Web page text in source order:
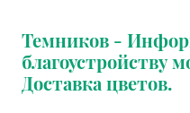
Темников -
благоустройству
Доставка цветов.